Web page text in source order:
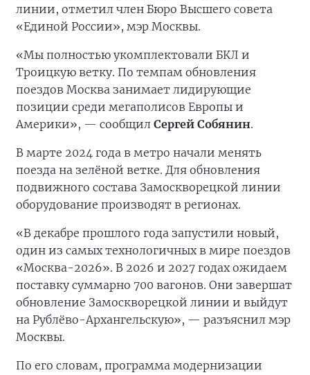
линии, отметил член Бюро Высшего совета
«Единой России», мэр Москвы.
«Мы полностью укомплектовали БКЛ и
Троицкую ветку. По темпам обновления
поездов Москва занимает лидирующие
позиции среди мегаполисов Европы и
Америки», — сообщил Сергей Собянин.
В марте 2024 года в метро начали менять
поезда на зелёной ветке. Для обновления
подвижного состава Замоскворецкой линии
оборудование производят в регионах.
«В декабре прошлого года запустили новый,
один из самых технологичных в мире поездов
«Москва-2026». В 2026 и 2027 годах ожидаем
поставку суммарно 700 вагонов. Они завершат
обновление Замоскворецкой линии и выйдут
на Рублёво-Архангельскую», — разъяснил мэр
Москвы.
По его словам, программа модернизации